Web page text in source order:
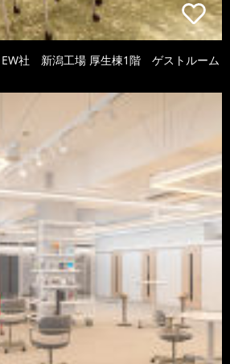
社 新潟工場 厚生棟1階 ゲストルーム